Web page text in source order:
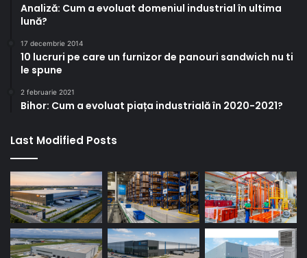
Analiză: Cum a evoluat domeniul industrial în ultima
lună?
17 decembrie 2014
10 lucruri pe care un furnizor de panouri sandwich nu ti
le spune
2 februarie 2021
Bihor: Cum a evoluat piața industrială în 2020-2021?
Last Modified Posts